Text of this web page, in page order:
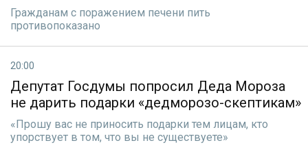
Гражданам с поражением печени пить
противопоказано
20:00
Депутат Госдумы попросил Деда Мороза
не дарить подарки «дедморозо-скептикам»
«Прошу вас не приносить подарки тем лицам, кто
упорствует в том, что вы не существуете»